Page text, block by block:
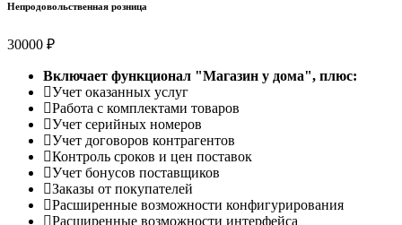
Непродовольственная розница
30000 ₽
Включает функционал "Магазин у дома", плюс:
Учет оказанных услуг
Работа с комплектами товаров
Учет серийных номеров
Учет договоров контрагентов
Контроль сроков и цен поставок
Учет бонусов поставщиков
Заказы от покупателей
Расширенные возможности конфигурирования
Расширенные возможности интерфейса